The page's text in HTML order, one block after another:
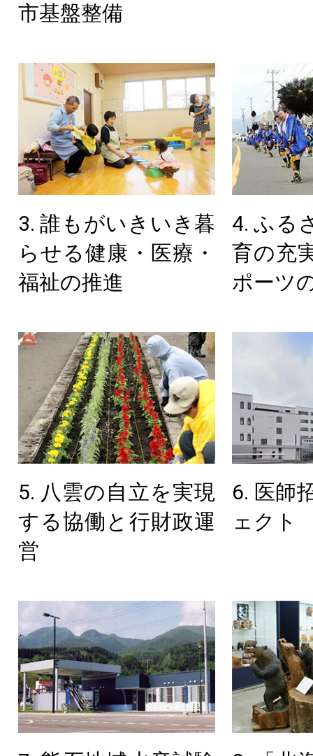
市基盤整備
3. 誰もがいきいき暮
らせる健康・医療・
福祉の推進
4. ふる
育の充
ポーツ
5. 八雲の自立を実現
する協働と行財政運
営
6. 医師
ェクト